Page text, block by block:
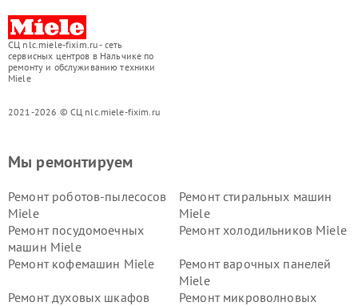
СЦ nlc.miele-fixim.ru - сеть
сервисных центров в Нальчике по
ремонту и обслуживанию техники
Miele
2021-2026 © СЦ nlc.miele-fixim.ru
Мы ремонтируем
Ремонт роботов-пылесосов
Miele
Ремонт стиральных машин
Miele
Ремонт посудомоечных
машин Miele
Ремонт холодильников Miele
Ремонт кофемашин Miele
Ремонт варочных панелей
Miele
Ремонт духовых шкафов
Ремонт микроволновых